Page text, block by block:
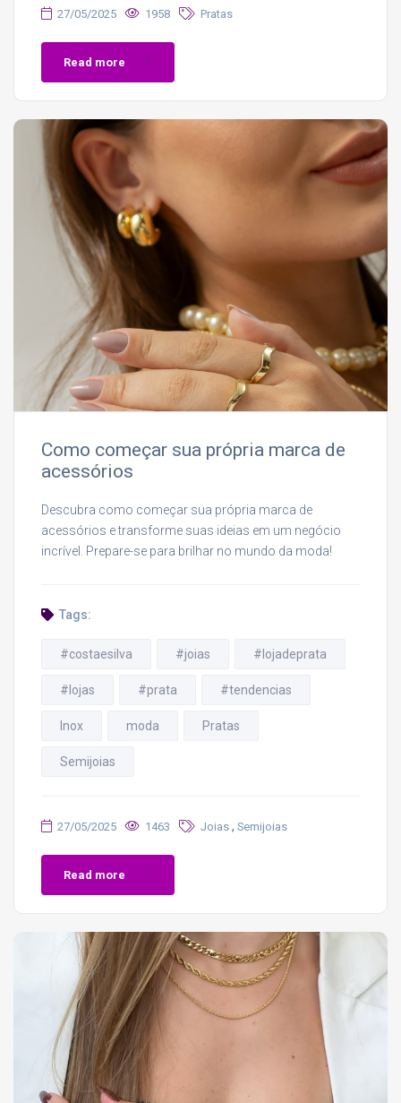
27/05/2025 1958 Pratas
Read more
Como começar sua própria marca de
acessórios
Descubra como começar sua própria marca de
acessórios e transforme suas ideias em um negócio
incrível. Prepare-se para brilhar no mundo da moda!
Tags:
#costaesilva #joias #lojadeprata
#lojas #prata #tendencias
Inox moda Pratas
Semijoias
27/05/2025 1463 Joias , Semijoias
Read more